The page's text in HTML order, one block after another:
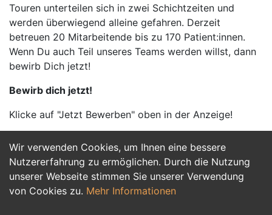
Wir verwenden Cookies, um Ihnen eine bessere
Nutzererfahrung zu ermöglichen. Durch die Nutzung
unserer Webseite stimmen Sie unserer Verwendung
von Cookies zu. Mehr Informationen
Touren unterteilen sich in zwei Schichtzeiten und
werden überwiegend alleine gefahren. Derzeit
betreuen 20 Mitarbeitende bis zu 170 Patient:innen.
Wenn Du auch Teil unseres Teams werden willst, dann
bewirb Dich jetzt!
Bewirb dich jetzt!
Klicke auf "Jetzt Bewerben" oben in der Anzeige!
Jetzt Bewerben